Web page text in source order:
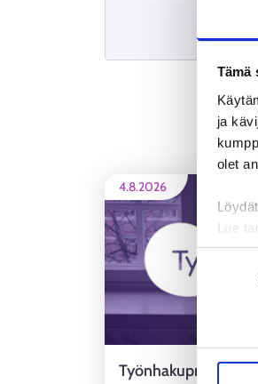
Tämä
ja
olet
Lue
4.8.2026
Työnhakuprofiili